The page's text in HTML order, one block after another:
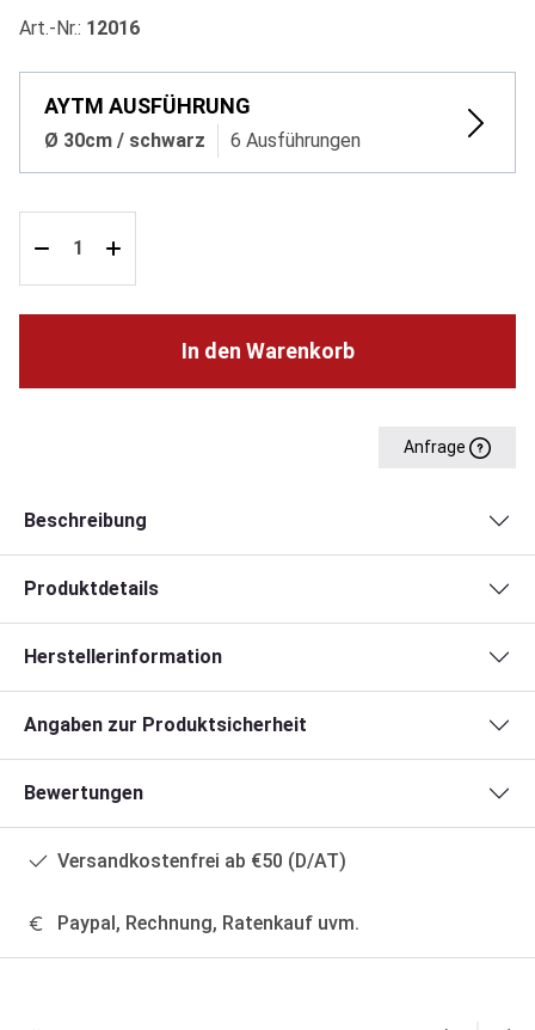
Art.-Nr.: 12016
AYTM AUSFÜHRUNG
Ø 30cm / schwarz 6 Ausführungen
In den Warenkorb
Anfrage
Beschreibung
Produktdetails
Herstellerinformation
Angaben zur Produktsicherheit
Bewertungen
Versandkostenfrei ab €50 (D/AT)
Paypal, Rechnung, Ratenkauf uvm.